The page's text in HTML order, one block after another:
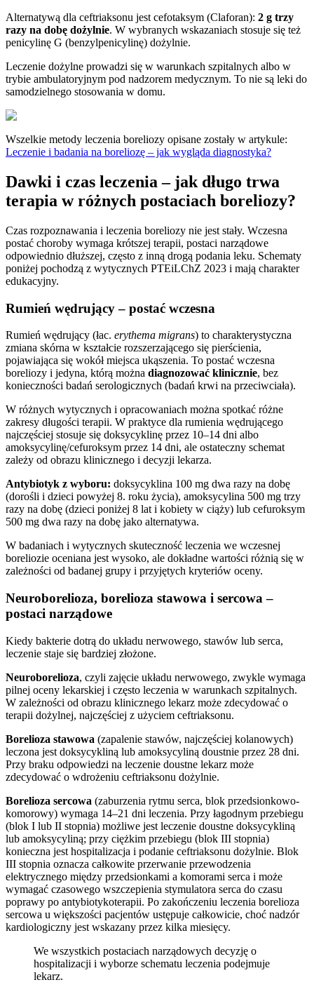
Alternatywą dla ceftriaksonu jest cefotaksym (Claforan): 2 g trzy
razy na dobę dożylnie. W wybranych wskazaniach stosuje się też
penicylinę G (benzylpenicylinę) dożylnie.
Leczenie dożylne prowadzi się w warunkach szpitalnych albo w
trybie ambulatoryjnym pod nadzorem medycznym. To nie są leki do
samodzielnego stosowania w domu.
Wszelkie metody leczenia boreliozy opisane zostały w artykule:
Leczenie i badania na boreliozę – jak wygląda diagnostyka?
Dawki i czas leczenia – jak długo trwa
terapia w różnych postaciach boreliozy?
Czas rozpoznawania i leczenia boreliozy nie jest stały. Wczesna
postać choroby wymaga krótszej terapii, postaci narządowe
odpowiednio dłuższej, często z inną drogą podania leku. Schematy
poniżej pochodzą z wytycznych PTEiLChZ 2023 i mają charakter
edukacyjny.
Rumień wędrujący – postać wczesna
Rumień wędrujący (łac. erythema migrans) to charakterystyczna
zmiana skórna w kształcie rozszerzającego się pierścienia,
pojawiająca się wokół miejsca ukąszenia. To postać wczesna
boreliozy i jedyna, którą można diagnozować klinicznie, bez
konieczności badań serologicznych (badań krwi na przeciwciała).
W różnych wytycznych i opracowaniach można spotkać różne
zakresy długości terapii. W praktyce dla rumienia wędrującego
najczęściej stosuje się doksycyklinę przez 10–14 dni albo
amoksycylinę/cefuroksym przez 14 dni, ale ostateczny schemat
zależy od obrazu klinicznego i decyzji lekarza.
Antybiotyk z wyboru: doksycyklina 100 mg dwa razy na dobę
(dorośli i dzieci powyżej 8. roku życia), amoksycylina 500 mg trzy
razy na dobę (dzieci poniżej 8 lat i kobiety w ciąży) lub cefuroksym
500 mg dwa razy na dobę jako alternatywa.
W badaniach i wytycznych skuteczność leczenia we wczesnej
boreliozie oceniana jest wysoko, ale dokładne wartości różnią się w
zależności od badanej grupy i przyjętych kryteriów oceny.
Neuroborelioza, borelioza stawowa i sercowa –
postaci narządowe
Kiedy bakterie dotrą do układu nerwowego, stawów lub serca,
leczenie staje się bardziej złożone.
Neuroborelioza, czyli zajęcie układu nerwowego, zwykle wymaga
pilnej oceny lekarskiej i często leczenia w warunkach szpitalnych.
W zależności od obrazu klinicznego lekarz może zdecydować o
terapii dożylnej, najczęściej z użyciem ceftriaksonu.
Borelioza stawowa (zapalenie stawów, najczęściej kolanowych)
leczona jest doksycykliną lub amoksycyliną doustnie przez 28 dni.
Przy braku odpowiedzi na leczenie doustne lekarz może
zdecydować o wdrożeniu ceftriaksonu dożylnie.
Borelioza sercowa (zaburzenia rytmu serca, blok przedsionkowo-
komorowy) wymaga 14–21 dni leczenia. Przy łagodnym przebiegu
(blok I lub II stopnia) możliwe jest leczenie doustne doksycykliną
lub amoksycyliną; przy ciężkim przebiegu (blok III stopnia)
konieczna jest hospitalizacja i podanie ceftriaksonu dożylnie. Blok
III stopnia oznacza całkowite przerwanie przewodzenia
elektrycznego między przedsionkami a komorami serca i może
wymagać czasowego wszczepienia stymulatora serca do czasu
poprawy po antybiotykoterapii. Po zakończeniu leczenia borelioza
sercowa u większości pacjentów ustępuje całkowicie, choć nadzór
kardiologiczny jest wskazany przez kilka miesięcy.
We wszystkich postaciach narządowych decyzję o
hospitalizacji i wyborze schematu leczenia podejmuje
lekarz.